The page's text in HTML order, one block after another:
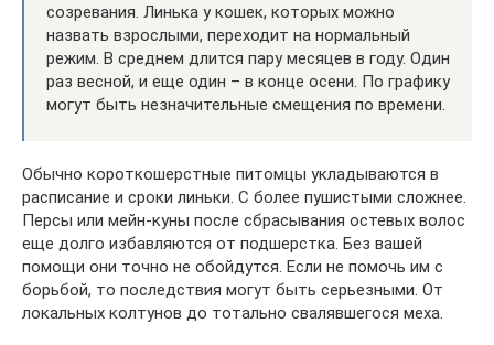
созревания. Линька у кошек, которых можно
назвать взрослыми, переходит на нормальный
режим. В среднем длится пару месяцев в году. Один
раз весной, и еще один – в конце осени. По графику
могут быть незначительные смещения по времени.
Обычно короткошерстные питомцы укладываются в
расписание и сроки линьки. С более пушистыми сложнее.
Персы или мейн-куны после сбрасывания остевых волос
еще долго избавляются от подшерстка. Без вашей
помощи они точно не обойдутся. Если не помочь им с
борьбой, то последствия могут быть серьезными. От
локальных колтунов до тотально свалявшегося меха.